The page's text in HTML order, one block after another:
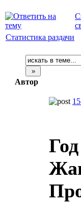
Статистика раздачи
Автор